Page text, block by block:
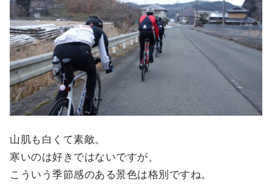
山肌も白くて素敵。
寒いのは好きではないですが、
こういう季節感のある景色は格別ですね。